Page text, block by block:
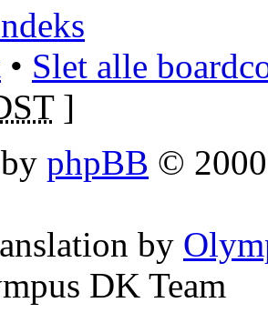
• Slet alle
]
phpBB ©
by
DK Team